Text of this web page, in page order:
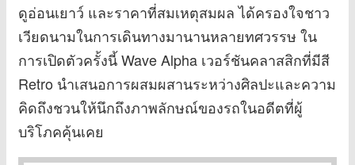
ดูอ่อนเยาว์ และราคาที่สมเหตุสมผล ได้ครองใจชาว
เวียดนามในการเดินทางมานานหลายทศวรรษ ใน
การเปิดตัวครั้งนี้ Wave Alpha เวอร์ชันคลาสสิกที่มีสี
Retro นำเสนอการผสมผสานระหว่างศิลปะและความ
คิดถึงชวนให้นึกถึงภาพลักษณ์ของรถในอดีตที่ผู้
บริโภคคุ้นเคย